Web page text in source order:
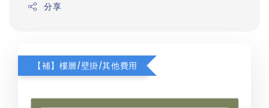
分享
【補】樓層/壁掛/其他費用